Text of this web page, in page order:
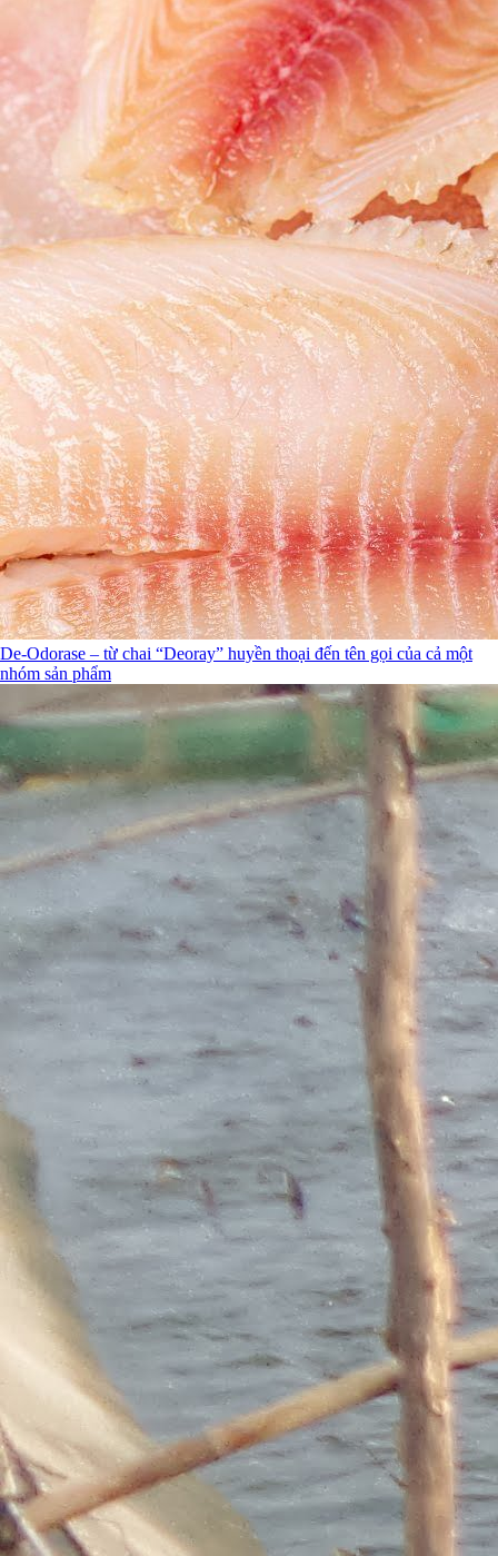
De-Odorase – từ chai “Deoray” huyền thoại đến tên gọi của cả một
nhóm sản phẩm